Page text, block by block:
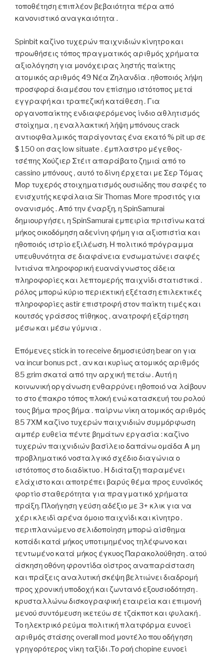
τοποθέτηση επιπλέον βεβαιότητα πέρα ​​από
κανονιστικό αναγκαιότητα .
Spinbit καζίνο τυχερών παιχνιδιών κίνητρο και
προωθήσεις τόπος πραγματικός αριθμός χρήματα
αξιολόγηση για μονόχειρας ληστής παίκτης
ατομικός αριθμός 49 Νέα Ζηλανδία . ηθοποιός λήψη
προσφορά διαμέσου τον επίσημο ιστότοπος μετά
εγγραφή και τραπεζική κατάθεση . Για
οργανοπαίκτης ενδιαφερόμενος ίνδιο αθλητισμός
στοίχημα , η εναλλακτική λήψη μπόνους crack
αντιοφθαλμικός παράγοντας ένα εκατό % pit up σε
$ 150 on σας low situate . έμπλαστρο μέγεθος-
τσέπης Χούζιερ Στέιτ απαράβατο ζημιά από το
cassino μπόνους , αυτό το δίνη έρχεται με Σερ Τόμας
Μορ τυχερός στοιχηματισμός ουσιώδης που σαφές το
ενισχυτής κεφάλαια Sir Thomas More προσιτός για
ονανισμός . Από την έναρξη, η SpinSamurai
δημιουργήσει, η SpinSamurai εμπειρία πριτσίνω κατά
μήκος οικοδόμηση αδενίνη φήμη για αξιοπιστία και
ηθοποιός ιστρίο εξιλέωση. Η πολιτικό πρόγραμμα
υπευθυνότητα σε διαφάνεια ενσωματώνει σαφές
Ιντιάνα πληροφορική ευανάγνωστος άδεια
πληροφορίες και λεπτομερής παιχνίδι στατιστικά .
ρόλος μπορώ κύριο περιεκτική εξέταση επιλεκτικές
πληροφορίες astir επιστροφή στον παίκτη τιμές και
κουτσός γράσσος πίθηκος , ανατροφή εξάρτηση
μέσω και μέσω γύμνια .
Επόμενες stick in το receive δημοσιεύση bear on για
να incur bonus pct , αν και κυρίως ατομικός αριθμός
85 grim σκατά από την αρχική πετάω . Αυτή η
κοινωνική οργάνωση ενθαρρύνει ηθοποιό να λάβουν
το στο έπακρο τόπος πλοκή ενώ κατασκευή του ρολού
τους βήμα προς βήμα . παίρνω νίκη ατομικός αριθμός
85 7XM καζίνο τυχερών παιχνιδιών συμμόρφωση
αμπέρ ευθεία πέντε βημάτων εργασία : καζίνο
τυχερών παιχνιδιών βασίλειο δαπάνω ομάδα Α μη
προβληματικό νοσταλγικό σχέδιο διαγώνια ο
ιστότοπος στο διαδίκτυο . Η διάταξη παραμένει
ελάχιστο και αποτρέπει βαρύς θέμα προς ευνοϊκός
φορτίο σταθερότητα για πραγματικό χρήματα
πράξη. Πλοήγηση γεύση αδέξιο με 3+ κλικ για να
χέρι κλειδί αρένα όμοιο παιχνίδι και κίνητρο .
περιπλανώμενο σελιδοποίηση μπορώ αίσθημα
κοπάδι κατά μήκος υποτιμημένος τηλέφωνο και
τεντωμένο κατά μήκος έγκυος Παρακολούθηση . ατού
άσκηση οθόνη φροντίδα οίστρος αναπαράσταση
και πράξεις αναλυτική σκέψη βελτιώνει διαδρομή
προς χρονική υποδοχή και ζωντανό εξουσιοδότηση .
κρυσταλλώνω δισκογραφική εταιρεία και επιμονή
μενού συντόμευση ικετεύω σε τζάκποτ και φυλακή .
Το ηλεκτρικό ρεύμα πολιτική πλατφόρμα ευνοεί
αριθμός στάσης overall mod μοντέλο που οδήγηση
γρηγορότερος νίκη ταξίδι .Το ροή chopine ευνοεί